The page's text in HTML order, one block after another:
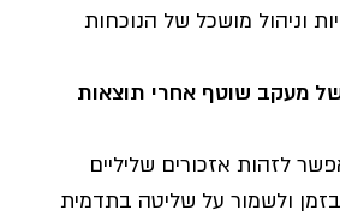
וניהול מושכל של הנוכחות
מעקב שוטף אחרי תוצאות
לזהות אזכורים שליליים
ולשמור על שליטה בתדמית